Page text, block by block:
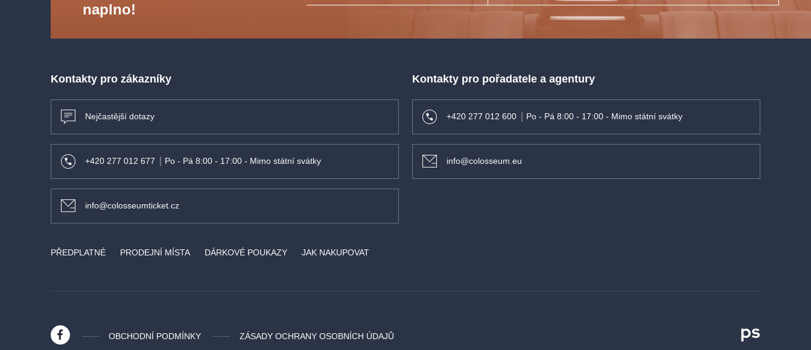
naplno!
Kontakty pro zákazníky
Nejčastější dotazy
+420 277 012 677 Po - Pá 8:00 - 17:00 - Mimo státní svátky
info@colosseumticket.cz
Kontakty pro pořadatele a agentury
+420 277 012 600 Po - Pá 8:00 - 17:00 - Mimo státní svátky
info@colosseum.eu
PŘEDPLATNÉ PRODEJNÍ MÍSTA DÁRKOVÉ POUKAZY JAK NAKUPOVAT
OBCHODNÍ PODMÍNKY ZÁSADY OCHRANY OSOBNÍCH ÚDAJŮ